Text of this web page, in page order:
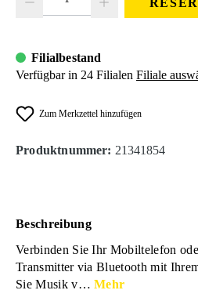
Filialbestand
Verfügbar in 24 Filialen Filiale
Zum Merkzettel hinzufügen
Produktnummer: 21341854
Beschreibung
Verbinden Sie Ihr Mobiltelefon
Transmitter via Bluetooth mit
Sie Musik v…Mehr